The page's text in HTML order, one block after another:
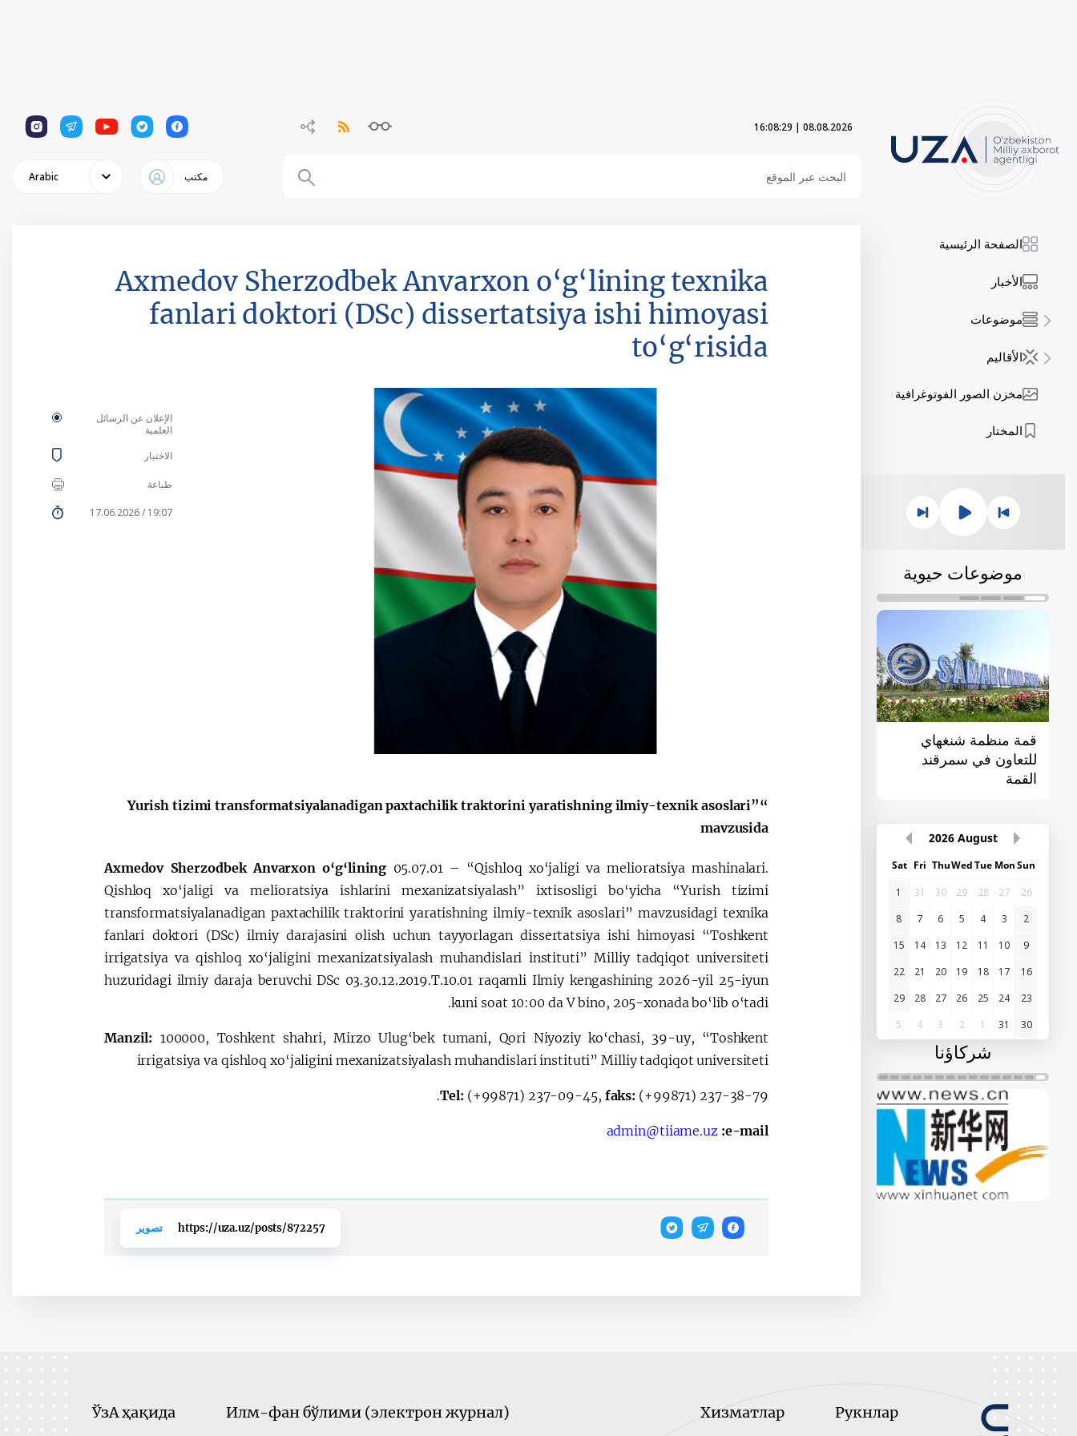
08.08.2026
|
16:08:30
1
1
1
1
1
مكتب Arabic
الصفحة الرئيسية
الأخبار
موضوعات
الأقاليم
مخزن الصور الفوتوغرافية
المختار
موضوعات حيوية
قمة سمرقند لمنظمة
الدول الناطقة باللغات
التركية
August
2026
Sun
Mon
Tue
Wed
Thu
Fri
Sat
26
27
28
29
30
31
1
2
3
4
5
6
7
8
9
10
11
12
13
14
15
16
17
18
19
20
21
22
23
24
25
26
27
28
29
30
31
1
2
3
4
5
شركاؤنا
Axmedov Sherzodbek Anvarxon o‘g‘lining texnika
fanlari doktori (DSc) dissertatsiya ishi himoyasi
to‘g‘risida
الإعلان عن الرسائل
العلمية
الاختيار
طباعة
19:07 / 17.06.2026
“Yurish tizimi transformatsiyalanadigan paxtachilik traktorini yaratishning ilmiy-texnik asoslari”
mavzusida
Axmedov Sherzodbek Anvarxon o‘g‘lining 05.07.01 – “Qishloq xo‘jaligi va melioratsiya mashinalari.
Qishloq xo‘jaligi va melioratsiya ishlarini mexanizatsiyalash” ixtisosligi bo‘yicha “Yurish tizimi
transformatsiyalanadigan paxtachilik traktorini yaratishning ilmiy-texnik asoslari” mavzusidagi texnika
fanlari doktori (DSc) ilmiy darajasini olish uchun tayyorlagan dissertatsiya ishi himoyasi “Toshkent
irrigatsiya va qishloq xo‘jaligini mexanizatsiyalash muhandislari instituti” Milliy tadqiqot universiteti
huzuridagi ilmiy daraja beruvchi DSc 03.30.12.2019.T.10.01 raqamli Ilmiy kengashining 2026-yil 25-iyun
kuni soat 10:00 da V bino, 205-xonada bo‘lib o‘tadi.
Manzil: 100000, Toshkent shahri, Mirzo Ulug‘bek tumani, Qori Niyoziy ko‘chasi, 39-uy, “Toshkent
irrigatsiya va qishloq xo‘jaligini mexanizatsiyalash muhandislari instituti” Milliy tadqiqot universiteti
Tel: (+99871) 237-09-45, faks: (+99871) 237-38-79.
e-mail:
admin@tiiame.uz
https://uza.uz/posts/872257 تصوير
Рукнлар
Хизматлар
Илм-фан бўлими (электрон журнал)
ЎзА ҳақида